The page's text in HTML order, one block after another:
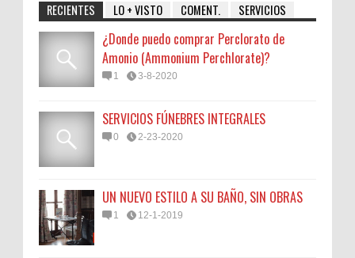
RECIENTES LO + VISTO COMENT. SERVICIOS
¿Donde puedo comprar Perclorato de
Amonio (Ammonium Perchlorate)?
1 3-8-2020
SERVICIOS FÚNEBRES INTEGRALES
0 2-23-2020
UN NUEVO ESTILO A SU BAÑO, SIN OBRAS
1 12-1-2019